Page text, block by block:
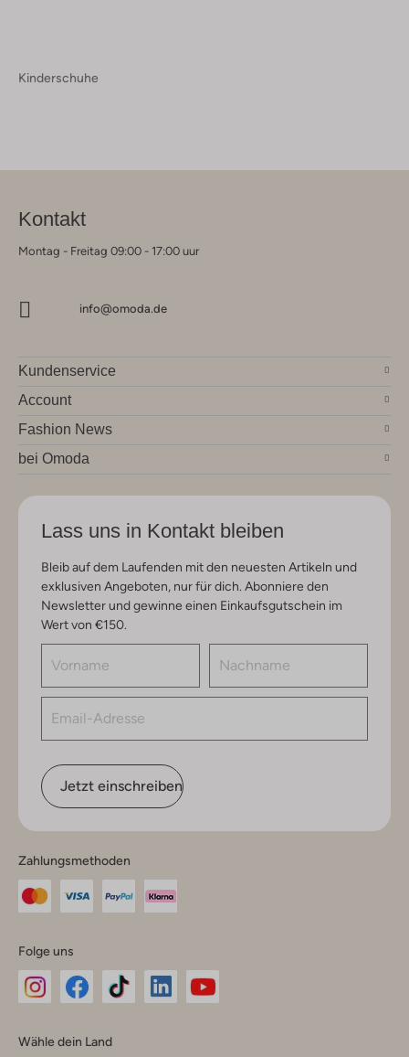
Kinderschuhe
Kontakt
Montag - Freitag 09:00 - 17:00 uur
info@omoda.de
Kundenservice
Account
Fashion News
bei Omoda
Lass uns in Kontakt bleiben
Bleib auf dem Laufenden mit den neuesten Artikeln und
exklusiven Angeboten, nur für dich. Abonniere den
Newsletter und gewinne einen Einkaufsgutschein im
Wert von €150.
Jetzt einschreiben
Zahlungsmethoden
Folge uns
Instagram
Facebook
TikTok
Wähle dein Land